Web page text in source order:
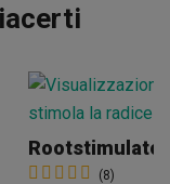
(8)